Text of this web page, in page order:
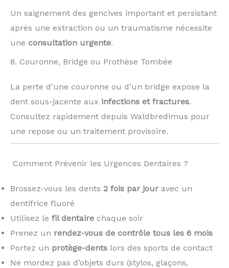
Un saignement des gencives important et persistant
après une extraction ou un traumatisme nécessite
une consultation urgente.
8. Couronne, Bridge ou Prothèse Tombée
La perte d’une couronne ou d’un bridge expose la
dent sous-jacente aux infections et fractures.
Consultez rapidement depuis Waldbredimus pour
une repose ou un traitement provisoire.
️ Comment Prévenir les Urgences Dentaires ?
Brossez-vous les dents 2 fois par jour avec un
dentifrice fluoré
Utilisez le fil dentaire chaque soir
Prenez un rendez-vous de contrôle tous les 6 mois
Portez un protège-dents lors des sports de contact
Ne mordez pas d’objets durs (stylos, glaçons,